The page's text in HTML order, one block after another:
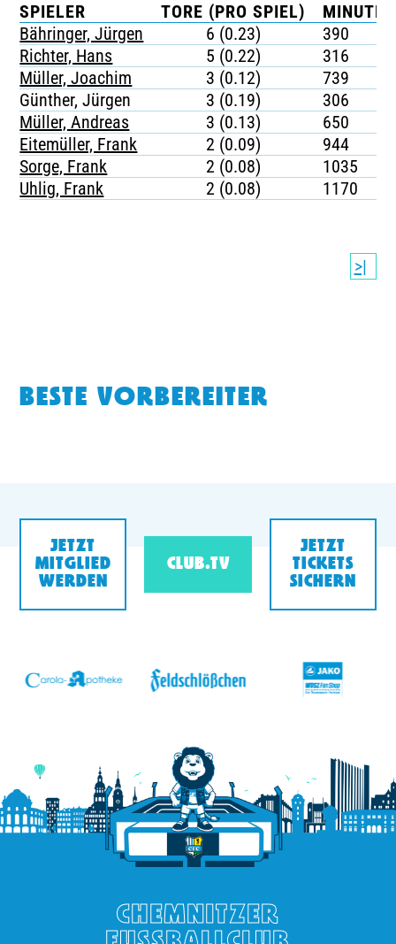
SPIELER TORE (PRO SPIEL)
Bähringer, Jürgen
6 (0.23)
390
Richter, Hans
5 (0.22)
316
Müller, Joachim
3 (0.12)
739
Günther, Jürgen
3 (0.19)
306
Müller, Andreas
3 (0.13)
650
Eitemüller, Frank
2 (0.09)
944
Sorge, Frank
2 (0.08)
1035
Uhlig, Frank
2 (0.08) 1170
>|
BESTE VORBEREITER
JETZT
MITGLIED
WERDEN
CLUB.TV
JETZT
TICKETS
SICHERN
CHEMNITZER